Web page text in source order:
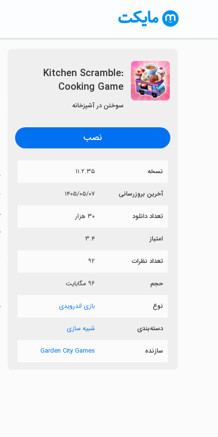
Kitchen Scramble:
Cooking Game
سوختن در آشپزخانه
نصب
نسخه ۱۱.۲.۳۵
آخرین بروزرسانی ۱۴۰۵/۰۵/۰۷
تعداد دانلود ۳۰ هزار
امتیاز ۳.۴
تعداد نظرات ۹۲
حجم ۹۶ مگابایت
نوع بازی اندرویدی
دسته‌بندی شبیه سازی
سازنده Garden City Games